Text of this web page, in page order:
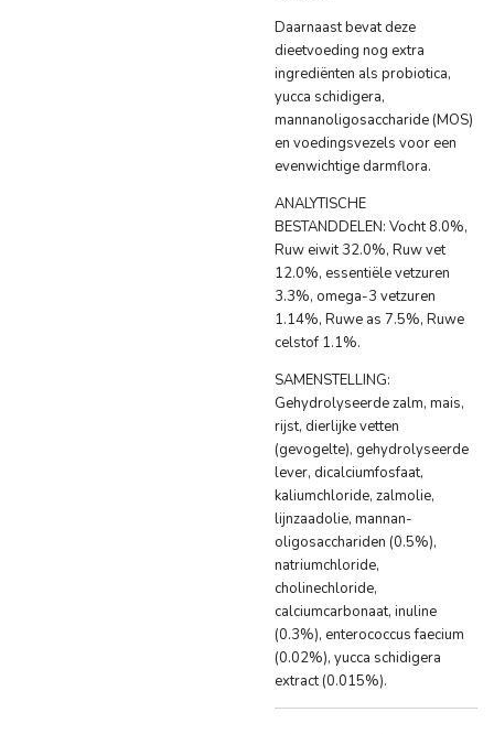
Daarnaast bevat deze
dieetvoeding nog extra
ingrediënten als probiotica,
yucca schidigera,
mannanoligosaccharide (MOS)
en voedingsvezels voor een
evenwichtige darmflora.
ANALYTISCHE
BESTANDDELEN: Vocht 8.0%,
Ruw eiwit 32.0%, Ruw vet
12.0%, essentiële vetzuren
3.3%, omega-3 vetzuren
1.14%, Ruwe as 7.5%, Ruwe
celstof 1.1%.
SAMENSTELLING:
Gehydrolyseerde zalm, mais,
rijst, dierlijke vetten
(gevogelte), gehydrolyseerde
lever, dicalciumfosfaat,
kaliumchloride, zalmolie,
lijnzaadolie, mannan-
oligosacchariden (0.5%),
natriumchloride,
cholinechloride,
calciumcarbonaat, inuline
(0.3%), enterococcus faecium
(0.02%), yucca schidigera
extract (0.015%).